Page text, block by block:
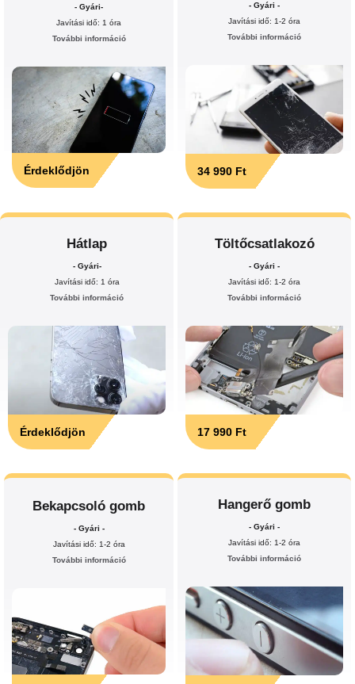
- Gyári-
Javítási idő: 1 óra
További információ
Érdeklődjön
- Gyári -
Javítási idő: 1-2 óra
További információ
34 990 Ft
Hátlap
- Gyári-
Javítási idő: 1 óra
További információ
Érdeklődjön
Töltőcsatlakozó
- Gyári -
Javítási idő: 1-2 óra
További információ
17 990 Ft
Bekapcsoló gomb
- Gyári -
Javítási idő: 1-2 óra
További információ
Hangerő gomb
- Gyári -
Javítási idő: 1-2 óra
További információ